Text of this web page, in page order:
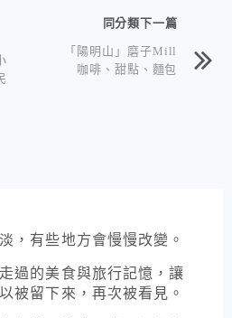
同分類下一篇
「陽明山」磨子Mill
咖啡、甜點、麵包
，有些地方會慢慢改變。
過的美食與旅行記憶，讓
被留下來，再次被看見。